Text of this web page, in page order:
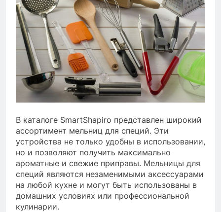
В каталоге SmartShapiro представлен широкий
ассортимент мельниц для специй. Эти
устройства не только удобны в использовании,
но и позволяют получить максимально
ароматные и свежие приправы. Мельницы для
специй являются незаменимыми аксессуарами
на любой кухне и могут быть использованы в
домашних условиях или профессиональной
кулинарии.